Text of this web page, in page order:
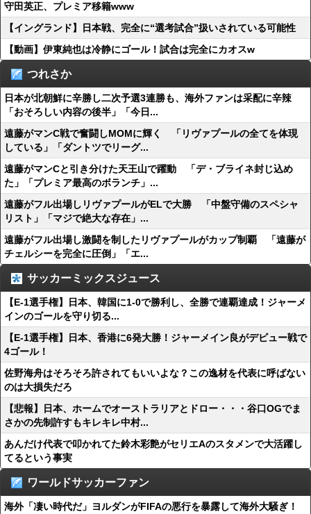
守田英正、プレミア移籍www
【イングランド】日本戦、完全に“選考試合”扱いされている可能性
【動画】伊東純也は冷静にゴール！試合は完全にカオスw
つれさか
日本が北朝鮮に辛勝し二次予選3連勝も、海外ファンは采配に辛辣
「おそろしい内容の後半」「今日...
遠藤がマンC戦で奮闘しMOMに輝く 「リヴァプールの全てを体現
している」「ダントツでリーグ...
遠藤がマンCと引き分けた天王山で躍動 「デ・ブライネ封じ込め
た」「プレミア最高のボランチ」...
遠藤がフル出場しリヴァプールがELで大勝 「中盤守備のスペシャ
リスト」「マジで絶大な存在」...
遠藤がフル出場し激闘を制したリヴァプールがカップ制覇 「遠藤が
チェルシーを完全に圧倒」「エ...
サッカーミックスジュース
【E-1選手権】日本、韓国に1-0で勝利し、全勝で連覇達成！ジャーメ
インのゴールを守り切る...
【E-1選手権】日本、香港に6発大勝！ジャーメイン良がデビュー戦で
4ゴール！
佐野海舟はそろそろ許されてもいいよな？この逸材を代表に呼ばない
のは大損失だろ
【悲報】日本、ホームでオーストラリアとドロー・・・谷口OGでま
さかの先制許すもキレキレ中村...
あんだけ代表で叩かれてた鈴木彩艶がセリエAのスタメンで大活躍し
てるという事実
ワールドサッカーファン
海外「凄い時代だ」ヨルダンがFIFAの悪行を暴露して海外大騒ぎ！